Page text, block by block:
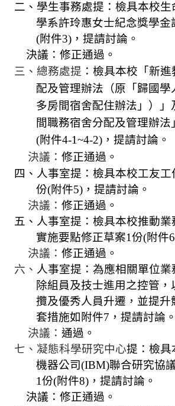
員
會
其
活
二、學生事務處提：檢具本校
學系許玲惠女士紀念獎學金
(附件3) ，提請討論。
決議：修正通過。
三、總務處提 ：檢具本校「新
配及管理辦法（原「歸國學
多房間宿舍配住辦法」）」
間職務宿舍分配及管理辦法
(附件4-1~4-2) ，提請討論。
決議：修正通過。
四、人事室提：檢具本校工友
份(附件5) ，提請討論。
決議：修正通過。
五、人事室提：檢具本校推動
實施要點修正草案1份(附件
決議：修正通過。
六、 人事室提：為應相關單位
除組員及技士進用之控管，
攬及優秀人員升遷，並提升
套措施如附件7 ，提請討論。
決議：通過。
七、凝態科學研究中心提：檢具
機器公司(IBM)聯合研究協
1份(附件8) ，提請討論。
決議：修正通過。